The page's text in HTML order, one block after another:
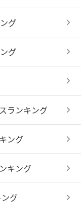
グ
グ
ランキング
ング
キング
グ